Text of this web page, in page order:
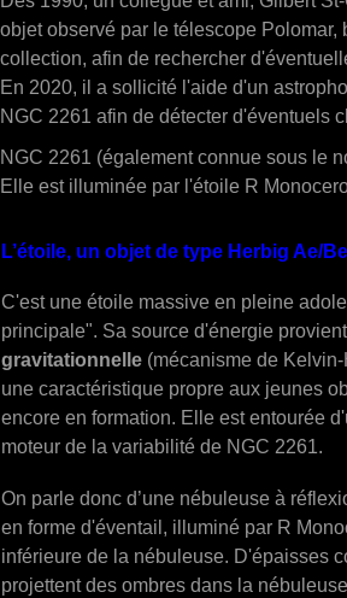
objet observé par le télescope
collection, afin de rechercher
En 2020, il a sollicité l'aide d'un
NGC 2261 afin de détecter d'éventuels
NGC 2261 (également connue sous le
Elle est illuminée par l'étoile R
L’étoile, un objet de type Herbig Ae/
C'est une étoile massive en pleine
principale". Sa source d'énergie
gravitationnelle (mécanisme de
une caractéristique propre aux jeunes
encore en formation. Elle est entourée
moteur de la variabilité de NGC 2261.
On parle donc d’une nébuleuse à
en forme d'éventail, illuminé par R
inférieure de la nébuleuse. D'épaisses
projettent des ombres dans la